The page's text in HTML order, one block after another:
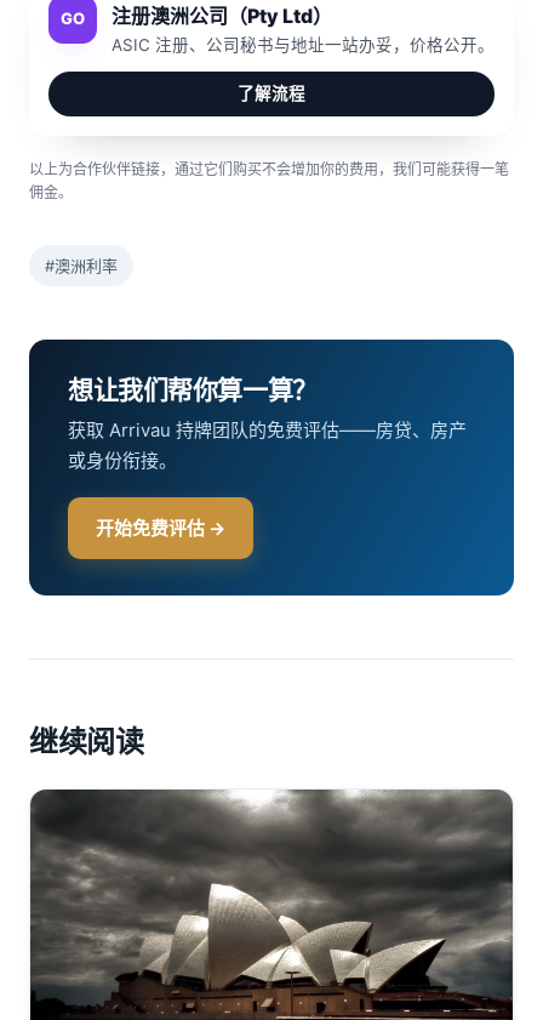
GO 注册澳洲公司（Pty Ltd）
ASIC 注册、公司秘书与地址一站办妥，价格公开。
了解流程
以上为合作伙伴链接，通过它们购买不会增加你的费用，我们可能获得一笔
佣金。
#澳洲利率
想让我们帮你算一算？
获取 Arrivau 持牌团队的免费评估——房贷、房产
或身份衔接。
开始免费评估 →
继续阅读